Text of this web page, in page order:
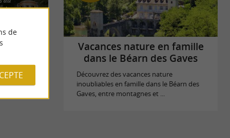
SAVEURS
Vacances nature en famille
dans le Béarn des Gaves
Découvrez des vacances nature
inoubliables en famille dans le Béarn des
Gaves, entre montagnes et ...
de